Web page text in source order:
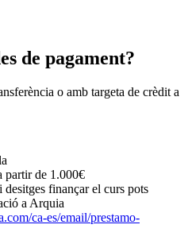
de pagament?
o amb targeta de crèdit a
partir de 1.000€
finançar el curs pots
a Arquia
ca-es/email/prestamo-